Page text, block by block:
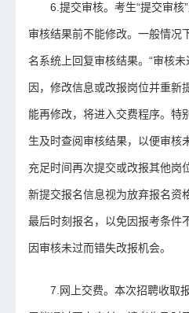
6.提交审核。考生“提交审
审核结果前不能修改。一般情况
名系统上回复审核结果。“审核
因，修改信息或改报岗位并重新
能再修改，将进入交费程序。特
生及时查阅审核结果，以便审核
充足时间再次提交或改报其他岗
新提交报名信息视为放弃报名资
最后时刻报名，以免因报考条件
因审核未过而错失改报机会。
7.网上交费。本次招聘收取